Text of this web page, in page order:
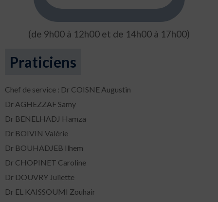
(de 9h00 à 12h00 et de 14h00 à 17h00)
Praticiens
Chef de service : Dr COISNE Augustin
Dr AGHEZZAF Samy
Dr BENELHADJ Hamza
Dr BOIVIN Valérie
Dr BOUHADJEB Ilhem
Dr CHOPINET Caroline
Dr DOUVRY Juliette
Dr EL KAISSOUMI Zouhair